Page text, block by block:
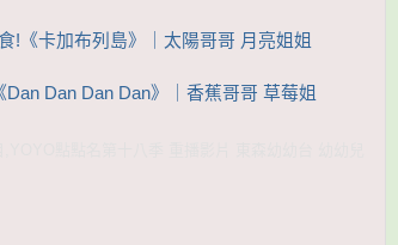
!《卡加布列島》｜太陽哥哥 月亮姐姐
Dan Dan Dan》｜香蕉哥哥 草莓姐